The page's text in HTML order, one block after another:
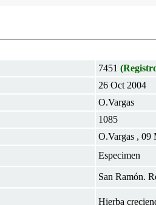
7451
26 Oct 2004
O.Vargas
1085
O.Vargas , 09
Especimen
San Ramón.
Hierba